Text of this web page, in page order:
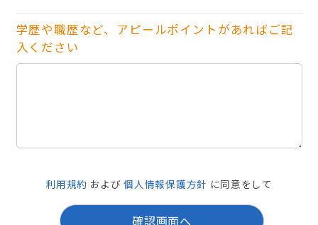
学歴や職歴など、アピールポイントがあればご記
入ください
利用規約 および個人情報保護方針 に同意をして